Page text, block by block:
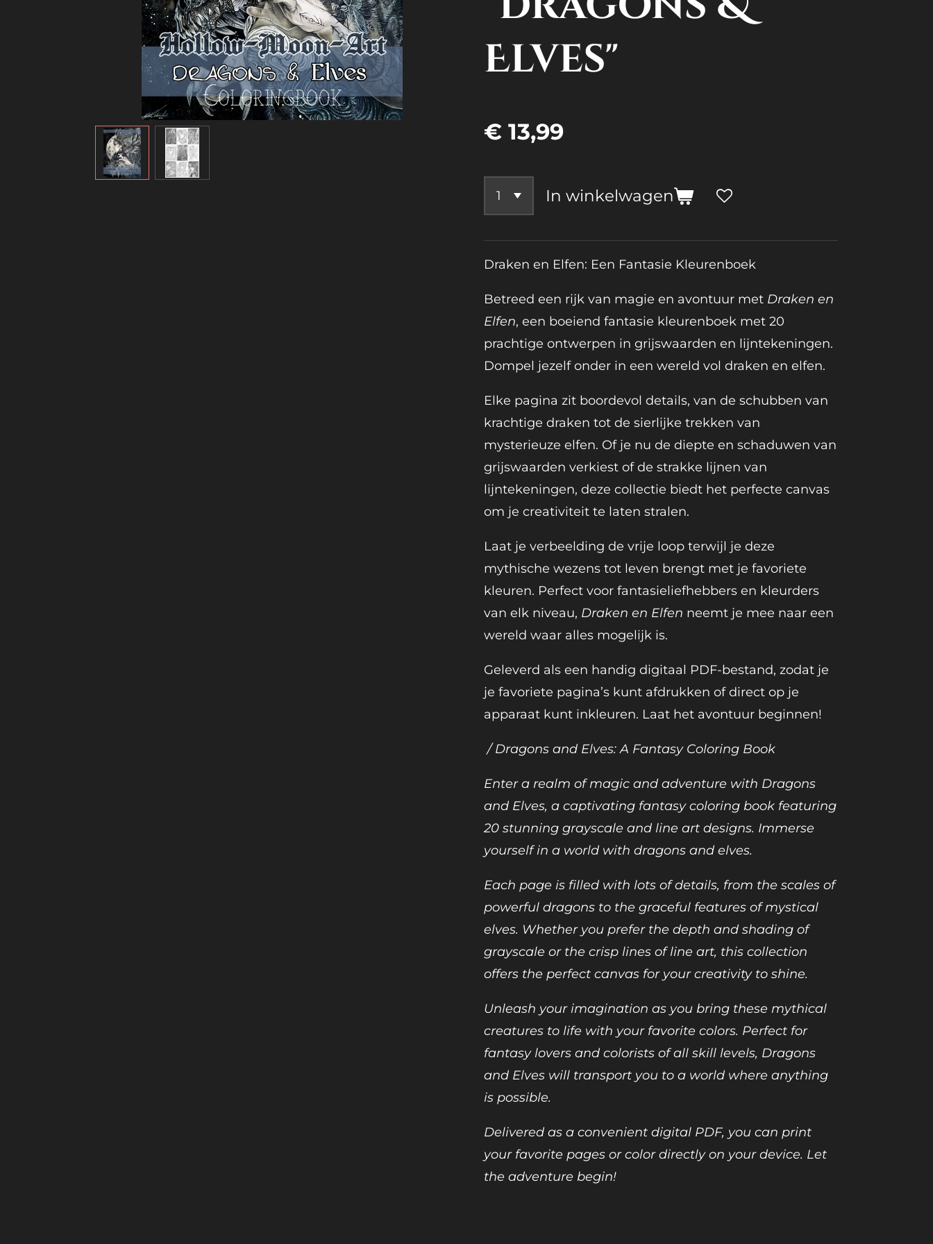
Elves"
€ 13,99
In winkelwagen
Draken en Elfen: Een Fantasie Kleurenboek
Betreed een rijk van magie en avontuur met Draken en
Elfen, een boeiend fantasie kleurenboek met 20
prachtige ontwerpen in grijswaarden en lijntekeningen.
Dompel jezelf onder in een wereld vol draken en elfen.
Elke pagina zit boordevol details, van de schubben van
krachtige draken tot de sierlijke trekken van
mysterieuze elfen. Of je nu de diepte en schaduwen van
grijswaarden verkiest of de strakke lijnen van
lijntekeningen, deze collectie biedt het perfecte canvas
om je creativiteit te laten stralen.
Laat je verbeelding de vrije loop terwijl je deze
mythische wezens tot leven brengt met je favoriete
kleuren. Perfect voor fantasieliefhebbers en kleurders
van elk niveau, Draken en Elfen neemt je mee naar een
wereld waar alles mogelijk is.
Geleverd als een handig digitaal PDF-bestand, zodat je
je favoriete pagina’s kunt afdrukken of direct op je
apparaat kunt inkleuren. Laat het avontuur beginnen!
/ Dragons and Elves: A Fantasy Coloring Book
Enter a realm of magic and adventure with Dragons
and Elves, a captivating fantasy coloring book featuring
20 stunning grayscale and line art designs. Immerse
yourself in a world with dragons and elves.
Each page is filled with lots of details, from the scales of
powerful dragons to the graceful features of mystical
elves. Whether you prefer the depth and shading of
grayscale or the crisp lines of line art, this collection
offers the perfect canvas for your creativity to shine.
Unleash your imagination as you bring these mythical
creatures to life with your favorite colors. Perfect for
fantasy lovers and colorists of all skill levels, Dragons
and Elves will transport you to a world where anything
is possible.
Delivered as a convenient digital PDF, you can print
your favorite pages or color directly on your device. Let
the adventure begin!